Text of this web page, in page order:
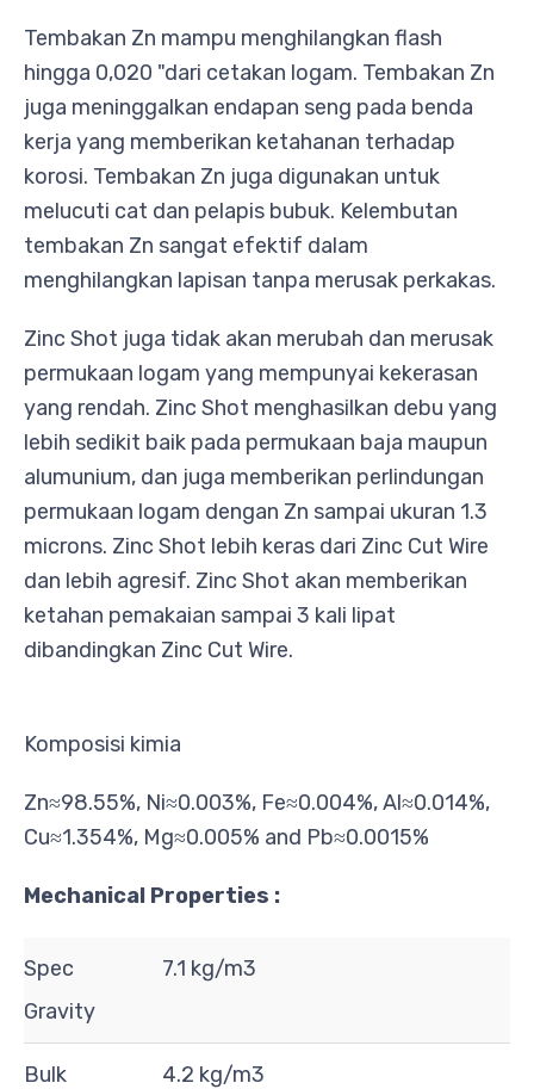
Tembakan Zn mampu menghilangkan flash
hingga 0,020 "dari cetakan logam. Tembakan Zn
juga meninggalkan endapan seng pada benda
kerja yang memberikan ketahanan terhadap
korosi. Tembakan Zn juga digunakan untuk
melucuti cat dan pelapis bubuk. Kelembutan
tembakan Zn sangat efektif dalam
menghilangkan lapisan tanpa merusak perkakas.
Zinc Shot juga tidak akan merubah dan merusak
permukaan logam yang mempunyai kekerasan
yang rendah. Zinc Shot menghasilkan debu yang
lebih sedikit baik pada permukaan baja maupun
alumunium, dan juga memberikan perlindungan
permukaan logam dengan Zn sampai ukuran 1.3
microns. Zinc Shot lebih keras dari Zinc Cut Wire
dan lebih agresif. Zinc Shot akan memberikan
ketahan pemakaian sampai 3 kali lipat
dibandingkan Zinc Cut Wire.
Komposisi kimia
Zn≈98.55%, Ni≈0.003%, Fe≈0.004%, Al≈0.014%,
Cu≈1.354%, Mg≈0.005% and Pb≈0.0015%
Mechanical Properties :
Spec
Gravity
7.1 kg/m3
Bulk 4.2 kg/m3